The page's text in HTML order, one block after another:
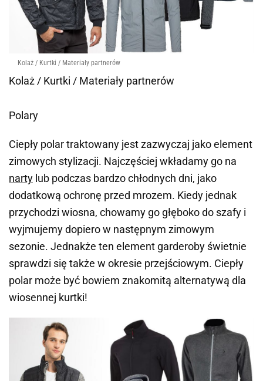
Kolaż / Kurtki / Materiały partnerów
Kolaż / Kurtki / Materiały partnerów
Polary
Ciepły polar traktowany jest zazwyczaj jako element
zimowych stylizacji. Najczęściej wkładamy go na
narty lub podczas bardzo chłodnych dni, jako
dodatkową ochronę przed mrozem. Kiedy jednak
przychodzi wiosna, chowamy go głęboko do szafy i
wyjmujemy dopiero w następnym zimowym
sezonie. Jednakże ten element garderoby świetnie
sprawdzi się także w okresie przejściowym. Ciepły
polar może być bowiem znakomitą alternatywą dla
wiosennej kurtki!